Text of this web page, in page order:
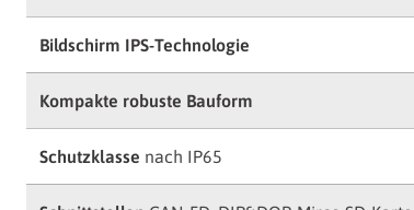
Bildschirm IPS-Technologie
Kompakte robuste Bauform
Schutzklasse nach IP65